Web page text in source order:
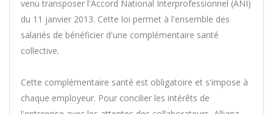
venu transposer l'Accord National Interprofessionnel (ANI)
du 11 janvier 2013. Cette loi permet à l'ensemble des
salariés de bénéficier d'une complémentaire santé
collective.
Cette complémentaire santé est obligatoire et s'impose à
chaque employeur. Pour concilier les intérêts de